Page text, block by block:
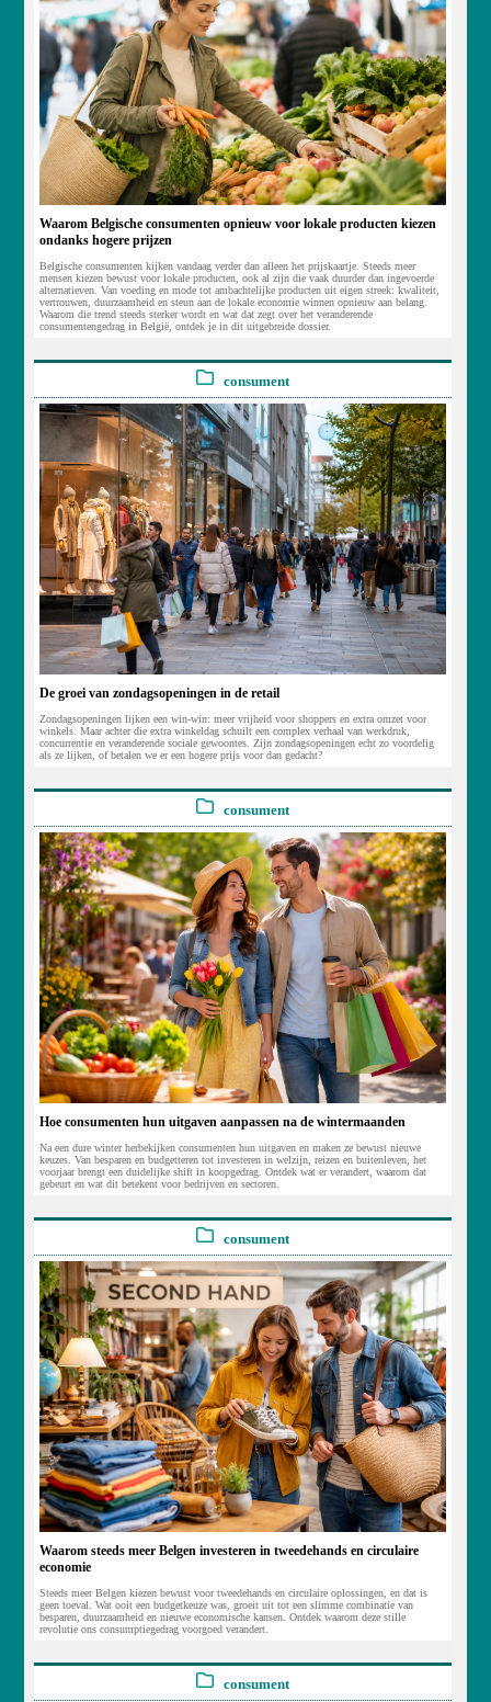
Waarom Belgische consumenten opnieuw voor lokale producten kiezen
ondanks hogere prijzen
Belgische consumenten kijken vandaag verder dan alleen het prijskaartje. Steeds meer
mensen kiezen bewust voor lokale producten, ook al zijn die vaak duurder dan ingevoerde
alternatieven. Van voeding en mode tot ambachtelijke producten uit eigen streek: kwaliteit,
vertrouwen, duurzaamheid en steun aan de lokale economie winnen opnieuw aan belang.
Waarom die trend steeds sterker wordt en wat dat zegt over het veranderende
consumentengedrag in België, ontdek je in dit uitgebreide dossier.
consument
De groei van zondagsopeningen in de retail
Zondagsopeningen lijken een win-win: meer vrijheid voor shoppers en extra omzet voor
winkels. Maar achter die extra winkeldag schuilt een complex verhaal van werkdruk,
concurrentie en veranderende sociale gewoontes. Zijn zondagsopeningen echt zo voordelig
als ze lijken, of betalen we er een hogere prijs voor dan gedacht?
consument
Hoe consumenten hun uitgaven aanpassen na de wintermaanden
Na een dure winter herbekijken consumenten hun uitgaven en maken ze bewust nieuwe
keuzes. Van besparen en budgetteren tot investeren in welzijn, reizen en buitenleven, het
voorjaar brengt een duidelijke shift in koopgedrag. Ontdek wat er verandert, waarom dat
gebeurt en wat dit betekent voor bedrijven en sectoren.
consument
Waarom steeds meer Belgen investeren in tweedehands en circulaire
economie
Steeds meer Belgen kiezen bewust voor tweedehands en circulaire oplossingen, en dat is
geen toeval. Wat ooit een budgetkeuze was, groeit uit tot een slimme combinatie van
besparen, duurzaamheid en nieuwe economische kansen. Ontdek waarom deze stille
revolutie ons consumptiegedrag voorgoed verandert.
consument